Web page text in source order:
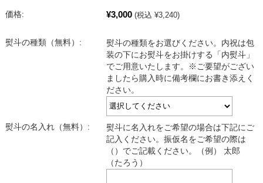
価格: ¥3,000 (税込 ¥3,240)
熨斗の種類（無料）:
熨斗の種類をお選びください。内祝は包
装の下にお熨斗をお掛けする「内熨斗」
でご用意いたします。※ご要望がござい
ましたら購入時に備考欄にお書き添えく
ださい。
熨斗の名入れ（無料）:
熨斗に名入れをご希望の場合は下記にご
記入ください。振仮名をご希望の際は
（）でご記載ください。（例） 太郎
（たろう）